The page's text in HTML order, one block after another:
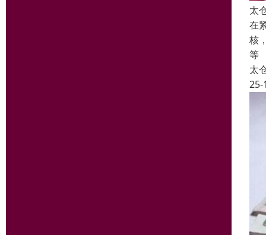
太
在
核
等
太
25-